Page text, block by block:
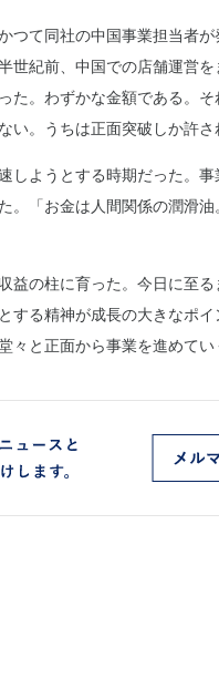
つて同社の中国事業担当者が
世紀前、中国での店舗運営
た。わずかな金額である。
い。うちは正面突破しか許
ようとする時期だった。
。「お金は人間関係の潤滑
の柱に育った。今日に至る
する精神が成長の大きなポ
と正面から事業を進めてい